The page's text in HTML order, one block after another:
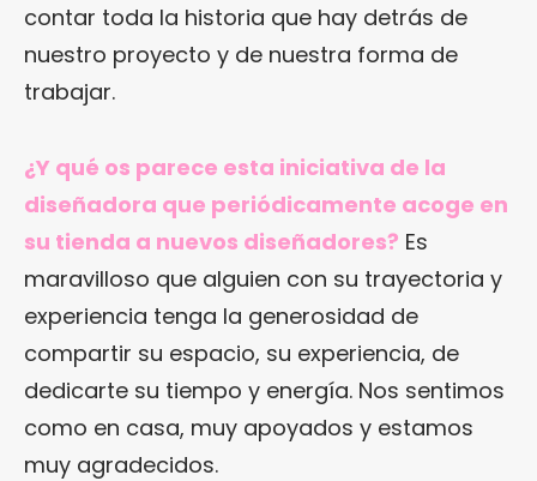
contar toda la historia que hay detrás de
nuestro proyecto y de nuestra forma de
trabajar.
¿Y qué os parece esta iniciativa de la
diseñadora que periódicamente acoge en
su tienda a nuevos diseñadores? Es
maravilloso que alguien con su trayectoria y
experiencia tenga la generosidad de
compartir su espacio, su experiencia, de
dedicarte su tiempo y energía. Nos sentimos
como en casa, muy apoyados y estamos
muy agradecidos.